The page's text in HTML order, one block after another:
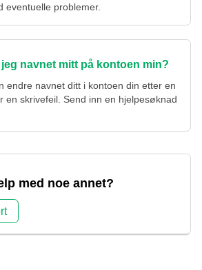
eventuelle problemer.
navnet mitt på kontoen min?
endre navnet ditt i kontoen din etter en
en skrivefeil. Send inn en hjelpesøknad
med noe annet?